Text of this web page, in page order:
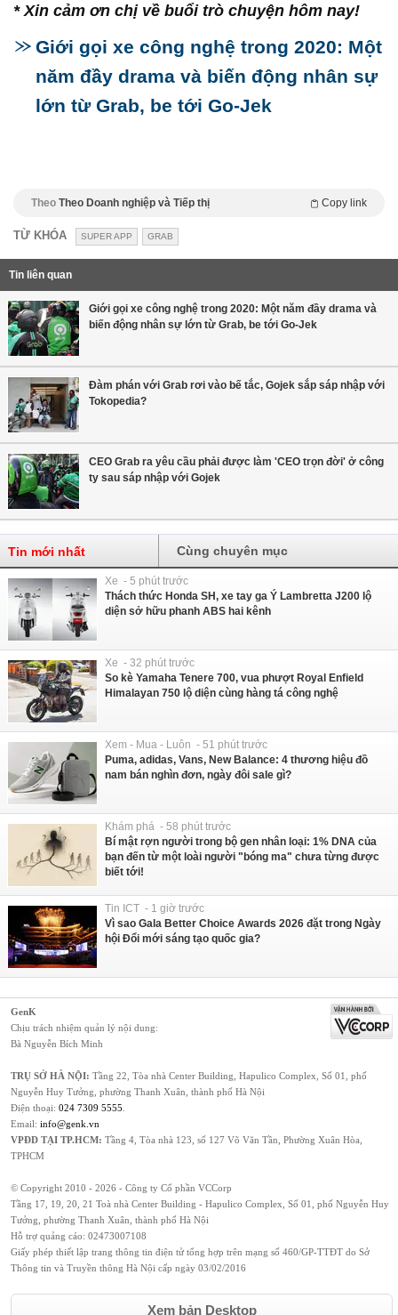
* Xin cảm ơn chị về buổi trò chuyện hôm nay!
Giới gọi xe công nghệ trong 2020: Một
năm đầy drama và biến động nhân sự
lớn từ Grab, be tới Go-Jek
Theo Theo Doanh nghiệp và Tiếp thị Copy link
TỪ KHÓA SUPER APP GRAB
Tin liên quan
Giới gọi xe công nghệ trong 2020: Một năm đầy drama và
biến động nhân sự lớn từ Grab, be tới Go-Jek
Đàm phán với Grab rơi vào bế tắc, Gojek sắp sáp nhập với
Tokopedia?
CEO Grab ra yêu cầu phải được làm 'CEO trọn đời' ở công
ty sau sáp nhập với Gojek
Tin mới nhất Cùng chuyên mục
Xe - 5 phút trước
Thách thức Honda SH, xe tay ga Ý Lambretta J200 lộ
diện sở hữu phanh ABS hai kênh
Xe - 32 phút trước
So kè Yamaha Tenere 700, vua phượt Royal Enfield
Himalayan 750 lộ diện cùng hàng tá công nghệ
Xem - Mua - Luôn - 51 phút trước
Puma, adidas, Vans, New Balance: 4 thương hiệu đồ
nam bán nghìn đơn, ngày đôi sale gì?
Khám phá - 58 phút trước
Bí mật rợn người trong bộ gen nhân loại: 1% DNA của
bạn đến từ một loài người "bóng ma" chưa từng được
biết tới!
Tin ICT - 1 giờ trước
Vì sao Gala Better Choice Awards 2026 đặt trong Ngày
hội Đổi mới sáng tạo quốc gia?
GenK
Chịu trách nhiệm quản lý nội dung:
Bà Nguyễn Bích Minh
TRỤ SỞ HÀ NỘI: Tầng 22, Tòa nhà Center Building, Hapulico Complex, Số 01, phố
Nguyễn Huy Tưởng, phường Thanh Xuân, thành phố Hà Nội
Điện thoại: 024 7309 5555
Email: info@genk.vn
VPĐD TẠI TP.HCM: Tầng 4, Tòa nhà 123, số 127 Võ Văn Tần, Phường Xuân Hòa,
TPHCM
© Copyright 2010 - 2026 - Công ty Cổ phần VCCorp
Tầng 17, 19, 20, 21 Toà nhà Center Building - Hapulico Complex, Số 01, phố Nguyễn Huy
Tưởng, phường Thanh Xuân, thành phố Hà Nội
Hỗ trợ quảng cáo: 02473007108
Giấy phép thiết lập trang thông tin điện tử tổng hợp trên mạng số 460/GP-TTĐT do Sở
Thông tin và Truyền thông Hà Nội cấp ngày 03/02/2016
Xem bản Desktop